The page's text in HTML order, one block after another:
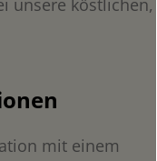
unsere köstlichen,
mit einem